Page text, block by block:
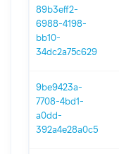
89b3eff2-
6988-4198-
bb10-
34dc2a75c629
9be9423a-
7708-4bd1-
a0dd-
392a4e28a0c5